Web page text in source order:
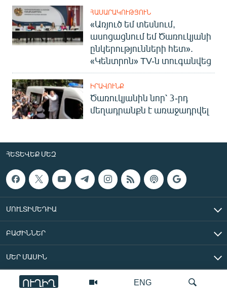
ENG
ՈՒՂԻՂ
ՀԱՍԱՐԱԿՈՒԹՅՈՒՆ
«Առյուծ եմ տեսնում,
ասոցացնում եմ Ծառուկյանի
ընկերությունների հետ».
«Կենտրոն» TV-ն տուգանվեց
ԻՐԱՎՈՒՆՔ
Ծառուկյանին նոր՝ 3-րդ
մեղադրանքն է առաջադրվել
ՀԵՏԵՎԵՔ ՄԵԶ
ՄՈՒԼՏԻՄԵԴԻԱ
ԲԱԺԻՆՆԵՐ
ՄԵՐ ՄԱՍԻՆ
«Ազատ Եվրոպա/Ազատություն» ռադիոկայան © 2026